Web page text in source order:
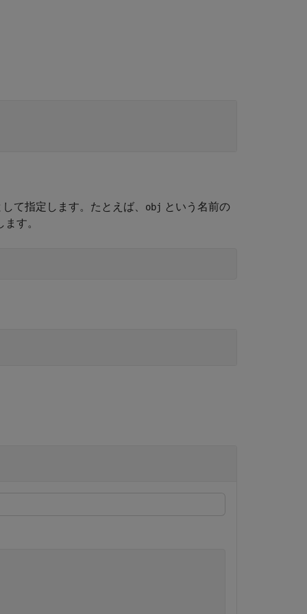
て指定します。たとえば、 obj という名前の
す。